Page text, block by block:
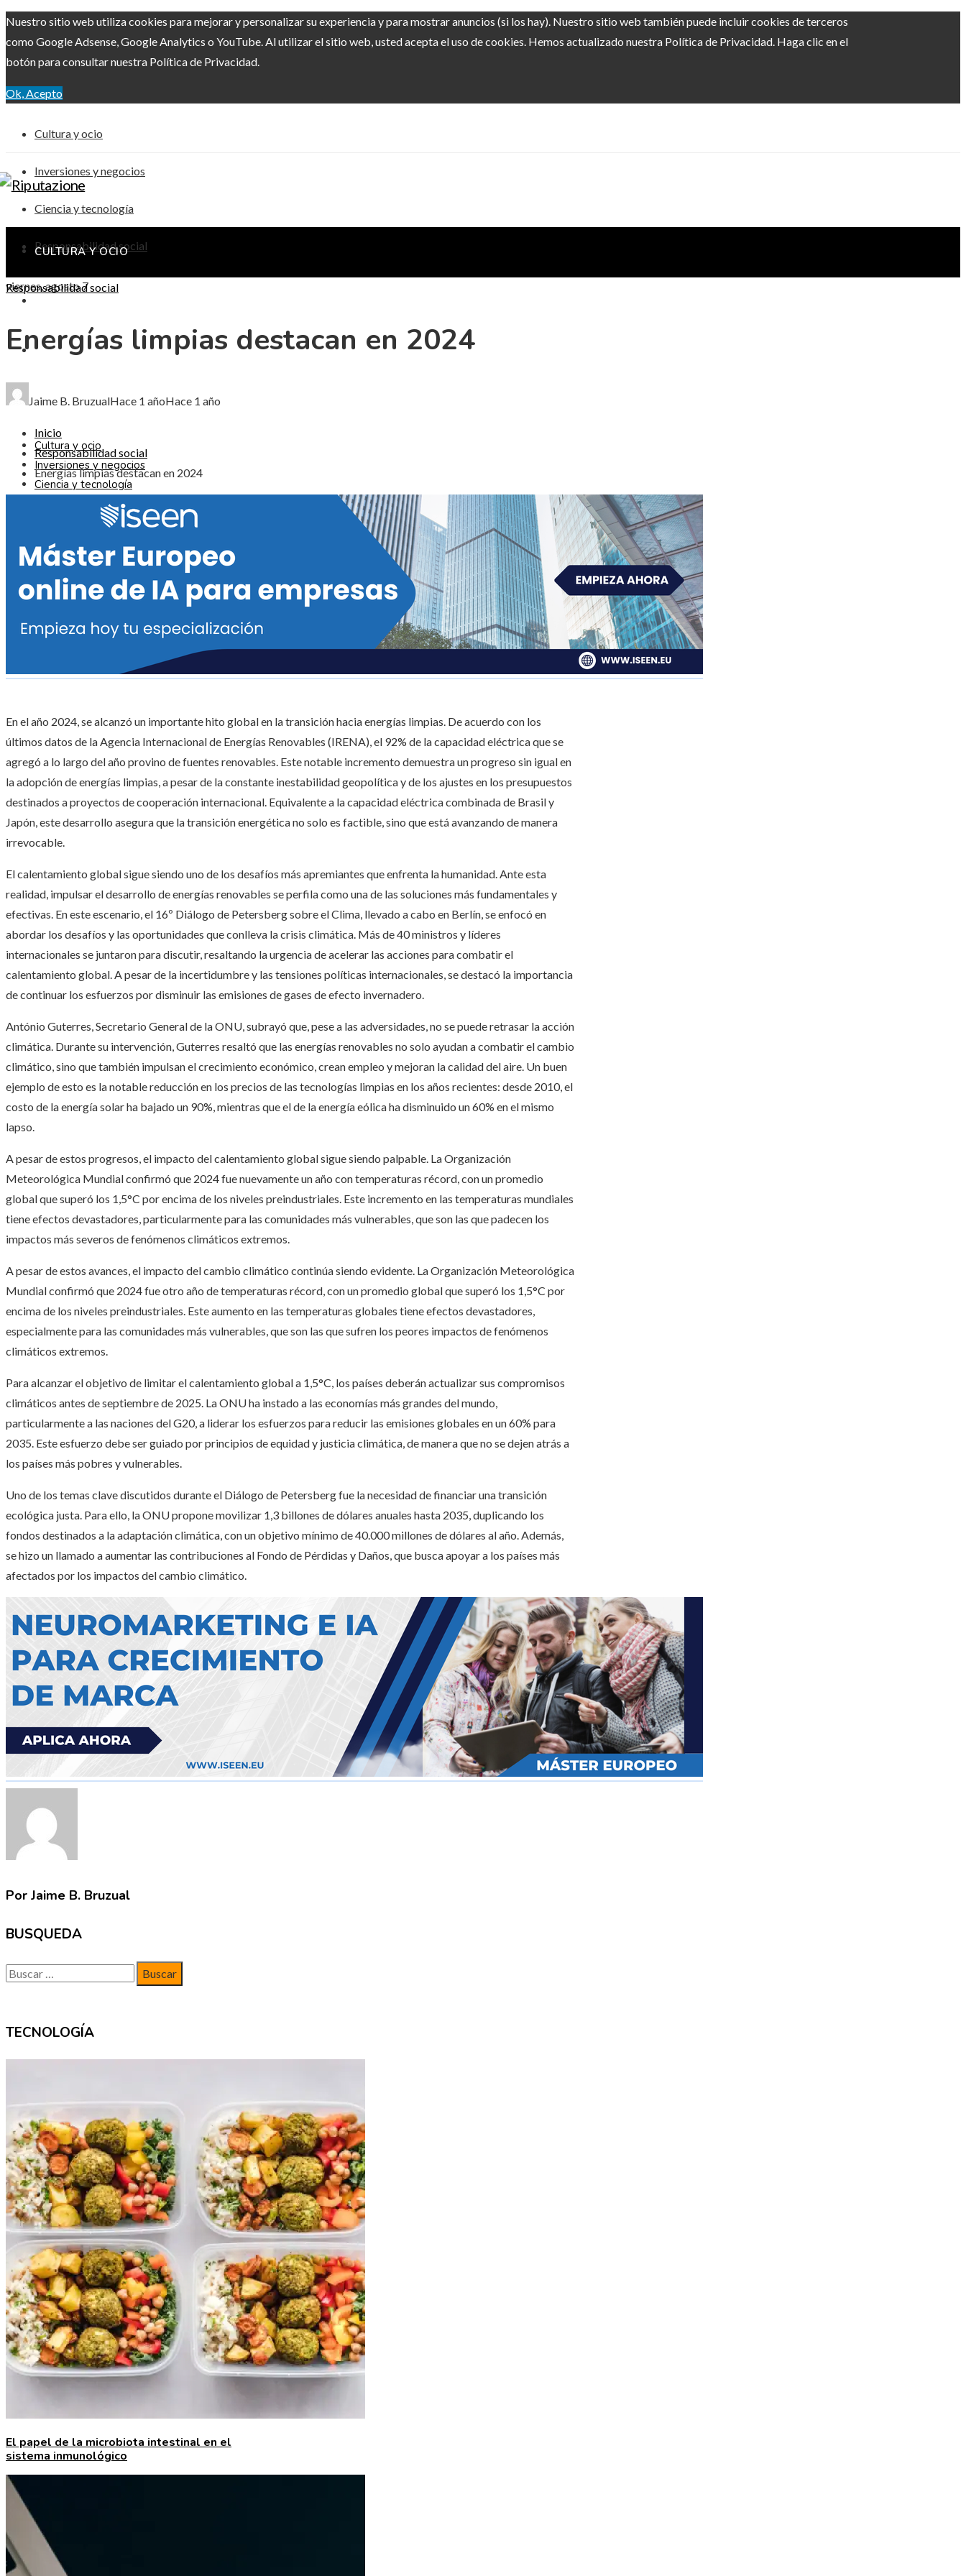
Nuestro sitio web utiliza cookies para mejorar y personalizar su experiencia y para mostrar anuncios (si los hay). Nuestro sitio web también puede incluir cookies de terceros
como Google Adsense, Google Analytics o YouTube. Al utilizar el sitio web, usted acepta el uso de cookies. Hemos actualizado nuestra Política de Privacidad. Haga clic en el
botón para consultar nuestra Política de Privacidad.
Ok, Acepto
Cultura y ocio
Inversiones y negocios
Ciencia y tecnología
Responsabilidad social
viernes, agosto 7
CULTURA Y OCIO
CIENCIA Y TECNOLOGÍA
RESPONSABILIDAD SOCIAL
Cultura y ocio
Inversiones y negocios
Ciencia y tecnología
Responsabilidad social
Responsabilidad social
Energías limpias destacan en 2024
Jaime B. BruzualHace 1 añoHace 1 año
Inicio
Responsabilidad social
Energías limpias destacan en 2024
En el año 2024, se alcanzó un importante hito global en la transición hacia energías limpias. De acuerdo con los
últimos datos de la Agencia Internacional de Energías Renovables (IRENA), el 92% de la capacidad eléctrica que se
agregó a lo largo del año provino de fuentes renovables. Este notable incremento demuestra un progreso sin igual en
la adopción de energías limpias, a pesar de la constante inestabilidad geopolítica y de los ajustes en los presupuestos
destinados a proyectos de cooperación internacional. Equivalente a la capacidad eléctrica combinada de Brasil y
Japón, este desarrollo asegura que la transición energética no solo es factible, sino que está avanzando de manera
irrevocable.
El calentamiento global sigue siendo uno de los desafíos más apremiantes que enfrenta la humanidad. Ante esta
realidad, impulsar el desarrollo de energías renovables se perfila como una de las soluciones más fundamentales y
efectivas. En este escenario, el 16º Diálogo de Petersberg sobre el Clima, llevado a cabo en Berlín, se enfocó en
abordar los desafíos y las oportunidades que conlleva la crisis climática. Más de 40 ministros y líderes
internacionales se juntaron para discutir, resaltando la urgencia de acelerar las acciones para combatir el
calentamiento global. A pesar de la incertidumbre y las tensiones políticas internacionales, se destacó la importancia
de continuar los esfuerzos por disminuir las emisiones de gases de efecto invernadero.
António Guterres, Secretario General de la ONU, subrayó que, pese a las adversidades, no se puede retrasar la acción
climática. Durante su intervención, Guterres resaltó que las energías renovables no solo ayudan a combatir el cambio
climático, sino que también impulsan el crecimiento económico, crean empleo y mejoran la calidad del aire. Un buen
ejemplo de esto es la notable reducción en los precios de las tecnologías limpias en los años recientes: desde 2010, el
costo de la energía solar ha bajado un 90%, mientras que el de la energía eólica ha disminuido un 60% en el mismo
lapso.
A pesar de estos progresos, el impacto del calentamiento global sigue siendo palpable. La Organización
Meteorológica Mundial confirmó que 2024 fue nuevamente un año con temperaturas récord, con un promedio
global que superó los 1,5°C por encima de los niveles preindustriales. Este incremento en las temperaturas mundiales
tiene efectos devastadores, particularmente para las comunidades más vulnerables, que son las que padecen los
impactos más severos de fenómenos climáticos extremos.
A pesar de estos avances, el impacto del cambio climático continúa siendo evidente. La Organización Meteorológica
Mundial confirmó que 2024 fue otro año de temperaturas récord, con un promedio global que superó los 1,5°C por
encima de los niveles preindustriales. Este aumento en las temperaturas globales tiene efectos devastadores,
especialmente para las comunidades más vulnerables, que son las que sufren los peores impactos de fenómenos
climáticos extremos.
Para alcanzar el objetivo de limitar el calentamiento global a 1,5°C, los países deberán actualizar sus compromisos
climáticos antes de septiembre de 2025. La ONU ha instado a las economías más grandes del mundo,
particularmente a las naciones del G20, a liderar los esfuerzos para reducir las emisiones globales en un 60% para
2035. Este esfuerzo debe ser guiado por principios de equidad y justicia climática, de manera que no se dejen atrás a
los países más pobres y vulnerables.
Uno de los temas clave discutidos durante el Diálogo de Petersberg fue la necesidad de financiar una transición
ecológica justa. Para ello, la ONU propone movilizar 1,3 billones de dólares anuales hasta 2035, duplicando los
fondos destinados a la adaptación climática, con un objetivo mínimo de 40.000 millones de dólares al año. Además,
se hizo un llamado a aumentar las contribuciones al Fondo de Pérdidas y Daños, que busca apoyar a los países más
afectados por los impactos del cambio climático.
Por Jaime B. Bruzual
BUSQUEDA
Buscar:
TECNOLOGÍA
El papel de la microbiota intestinal en el
sistema inmunológico